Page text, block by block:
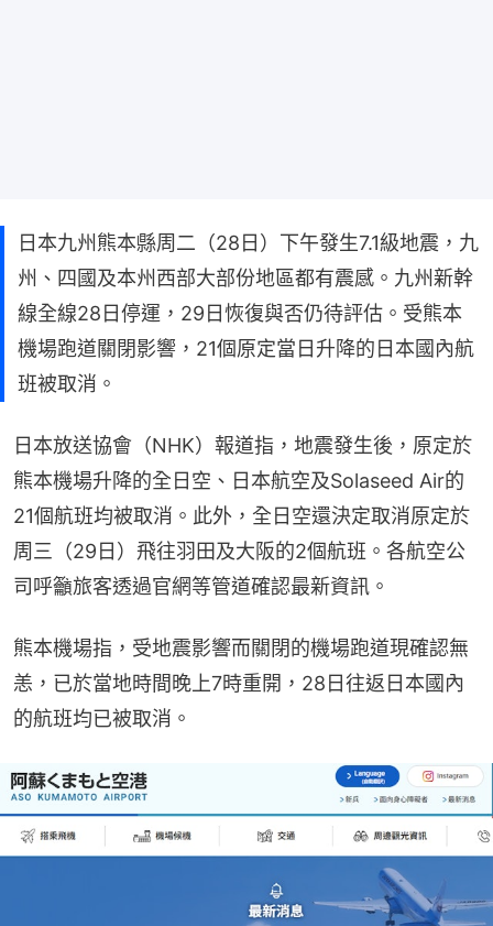
日本九州熊本縣周二（28日）下午發生7.1級地震，九
州、四國及本州西部大部份地區都有震感。九州新幹
線全線28日停運，29日恢復與否仍待評估。受熊本
機場跑道關閉影響，21個原定當日升降的日本國內航
班被取消。
日本放送協會（NHK）報道指，地震發生後，原定於
熊本機場升降的全日空、日本航空及Solaseed Air的
21個航班均被取消。此外，全日空還決定取消原定於
周三（29日）飛往羽田及大阪的2個航班。各航空公
司呼籲旅客透過官網等管道確認最新資訊。
熊本機場指，受地震影響而關閉的機場跑道現確認無
恙，已於當地時間晚上7時重開，28日往返日本國內
的航班均已被取消。